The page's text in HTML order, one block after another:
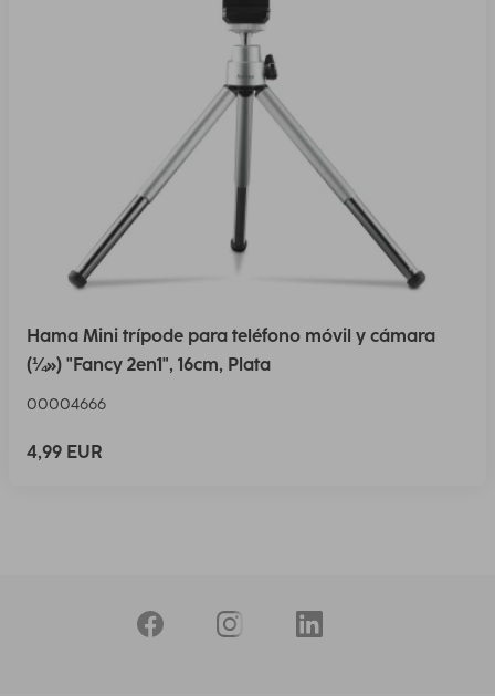
Hama Mini trípode para teléfono móvil y cámara
(¼») "Fancy 2en1", 16cm, Plata
00004666
4,99 EUR